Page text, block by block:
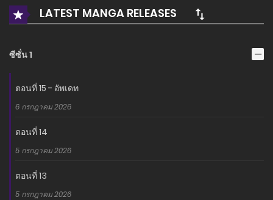
LATEST MANGA RELEASES
ซีซั่น 1
ตอนที่ 15 - อัพเดท
6 กรกฎาคม 2026
ตอนที่ 14
5 กรกฎาคม 2026
ตอนที่ 13
5 กรกฎาคม 2026